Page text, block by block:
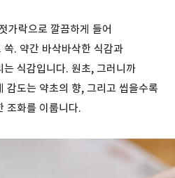
가락으로 깔끔하게 들어
. 약간 바삭바삭한 식감과
식감입니다. 원초, 그러니까
감도는 약초의 향, 그리고 씹을수록
조화를 이룹니다.